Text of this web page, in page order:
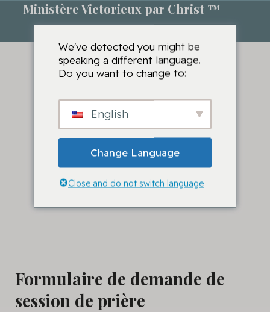
Ministère Victorieux par Christ ™
Formulaire de demande de
session de prière
We've detected you might be
speaking a different language.
Do you want to change to:
English
Change Language
Close and do not switch language